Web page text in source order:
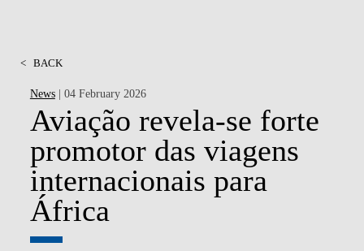
< BACK
News| 04 February 2026
Aviação revela-se forte
promotor das viagens
internacionais para
África